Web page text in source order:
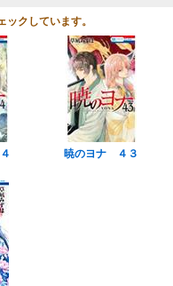
クしています。
暁のヨナ ４３